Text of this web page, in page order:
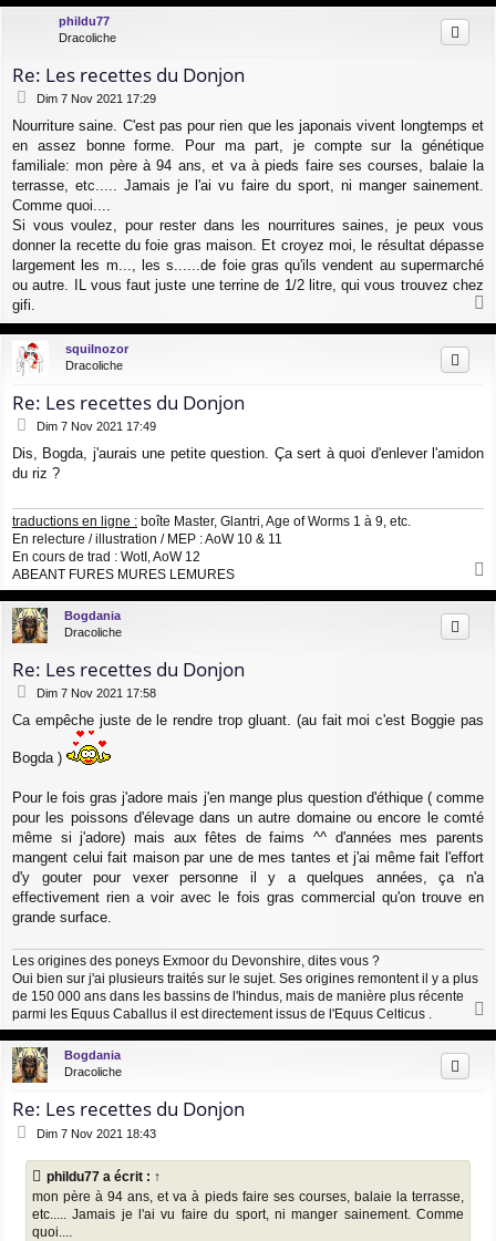
u
phildu77
Dracoliche
Re: Les recettes du Donjon
M
s
s
a
Dim 7 Nov 2021 17:29
Nourriture saine. C'est pas pour rien que les japonais vivent longtemps et
en assez bonne forme. Pour ma part, je compte sur la génétique
familiale: mon père à 94 ans, et va à pieds faire ses courses, balaie la
terrasse, etc..... Jamais je l'ai vu faire du sport, ni manger sainement.
Comme quoi....
Si vous voulez, pour rester dans les nourritures saines, je peux vous
donner la recette du foie gras maison. Et croyez moi, le résultat dépasse
largement les m..., les s......de foie gras qu'ils vendent au supermarché
ou autre. IL vous faut juste une terrine de 1/2 litre, qui vous trouvez chez
gifi.
a
u
squilnozor
Dracoliche
Re: Les recettes du Donjon
M
s
s
g
e
Dim 7 Nov 2021 17:49
Dis, Bogda, j'aurais une petite question. Ça sert à quoi d'enlever l'amidon
du riz ?
traductions en ligne : boîte Master, Glantri, Age of Worms 1 à 9, etc.
En relecture / illustration / MEP : AoW 10 & 11
En cours de trad : WotI, AoW 12
ABEANT FURES MURES LEMURES
u
Bogdania
Dracoliche
Re: Les recettes du Donjon
M
s
a
Dim 7 Nov 2021 17:58
Ca empêche juste de le rendre trop gluant. (au fait moi c'est Boggie pas
Bogda )
Pour le fois gras j'adore mais j'en mange plus question d'éthique ( comme
pour les poissons d'élevage dans un autre domaine ou encore le comté
même si j'adore) mais aux fêtes de faims ^^ d'années mes parents
mangent celui fait maison par une de mes tantes et j'ai même fait l'effort
d'y gouter pour vexer personne il y a quelques années, ça n'a
effectivement rien a voir avec le fois gras commercial qu'on trouve en
grande surface.
Les origines des poneys Exmoor du Devonshire, dites vous ?
Oui bien sur j'ai plusieurs traités sur le sujet. Ses origines remontent il y a plus
de 150 000 ans dans les bassins de l'hindus, mais de manière plus récente
parmi les Equus Caballus il est directement issus de l'Equus Celticus .
a
u
Bogdania
Dracoliche
Re: Les recettes du Donjon
M
s
s
a
g
e
Dim 7 Nov 2021 18:43
phildu77 a écrit : ↑
mon père à 94 ans, et va à pieds faire ses courses, balaie la terrasse,
etc..... Jamais je l'ai vu faire du sport, ni manger sainement. Comme
quoi....